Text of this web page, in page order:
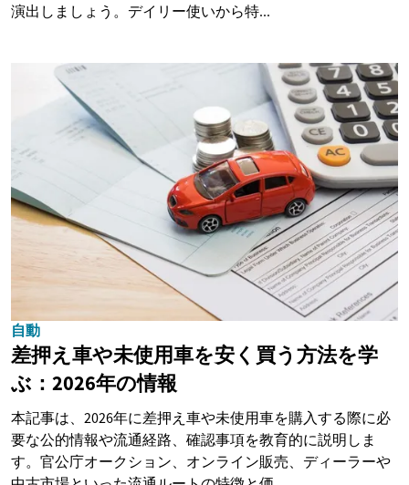
演出しましょう。デイリー使いから特...
自動
差押え車や未使用車を安く買う方法を学
ぶ：2026年の情報
本記事は、2026年に差押え車や未使用車を購入する際に必
要な公的情報や流通経路、確認事項を教育的に説明しま
す。官公庁オークション、オンライン販売、ディーラーや